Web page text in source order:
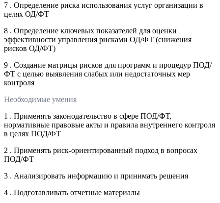
7 . Определение риска использования услуг организации в
целях ОД/ФТ
8 . Определение ключевых показателей для оценки
эффективности управления рисками ОД/ФТ (снижения
рисков ОД/ФТ)
9 . Создание матрицы рисков для программ и процедур ПОД/
ФТ с целью выявления слабых или недостаточных мер
контроля
Необходимые умения
1 . Применять законодательство в сфере ПОД/ФТ,
нормативные правовые акты и правила внутреннего контроля
в целях ПОД/ФТ
2 . Применять риск-ориентированный подход в вопросах
ПОД/ФТ
3 . Анализировать информацию и принимать решения
4 . Подготавливать отчетные материалы